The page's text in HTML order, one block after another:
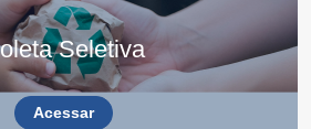
Seletiva
Acessar